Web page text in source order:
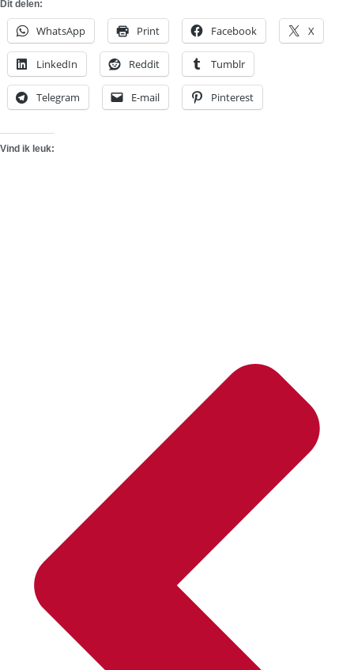
Dit delen:
WhatsApp Print Facebook X
LinkedIn Reddit Tumblr
Telegram E-mail Pinterest
Vind ik leuk: